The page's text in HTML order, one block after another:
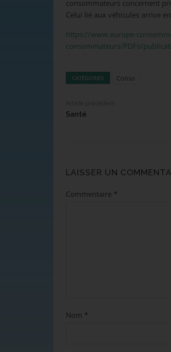
consommateurs concernent
Celui lié aux véhicules arrive
https://www.europe-
consommateurs/PDFs/
CATÉGORIES Conso
Santé
LAISSER UN
Commentaire *
Nom *